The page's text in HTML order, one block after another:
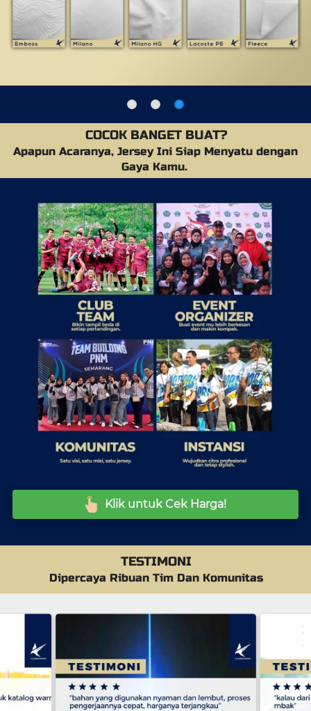
COCOK BANGET BUAT?
Apapun Acaranya, Jersey Ini Siap Menyatu dengan
Gaya Kamu.
` Klik untuk Cek Harga!
TESTIMONI
Dipercaya Ribuan Tim Dan Komunitas